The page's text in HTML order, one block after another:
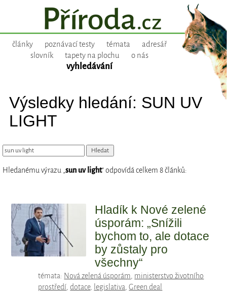
články poznávací testy témata
adresář
slovník
tapety na plochu o nás
vyhledávání
Výsledky hledání: SUN UV
LIGHT
Hledanému výrazu „sun uv light“ odpovídá celkem 8 článků:
Hladík k Nové zelené
úsporám: „Snížili
bychom to, ale dotace
by zůstaly pro
všechny“
témata: Nová zelená úsporám, ministerstvo životního
prostředí,dotace, legislativa,Green deal